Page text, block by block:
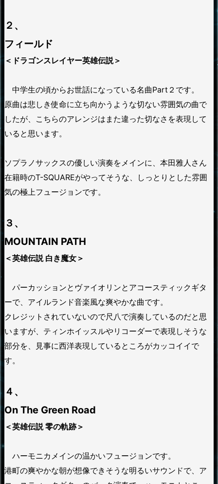
２、
フィールド
＜ドラゴンスレイヤー英雄伝説＞
中学生の頃からお世話になっている名曲Part２です。
原曲は悲しき使命に立ち向かうような切ない雰囲気の曲で
したが、こちらのアレンジはまた違った切なさを表現して
いると思います。
ソプラノサックスの優しい演奏をメインに、本田雅人さん
在籍時のT-SQUAREがやってそうな、しっとりとした雰囲
気の極上フュージョンです。
３、
MOUNTAIN PATH
＜英雄伝説 白き魔女＞
パーカッションとヴァイオリンとアコースティックギタ
ーで、アイルランド音楽風な爽やかな曲です。
クレジットされていないので尺八で演奏しているのだと思
いますが、ティンホイッスルやリコーダーで表現しそうな
部分を、見事に西洋表現しているところがカッコイイで
す。
４、
On The Green Road
＜英雄伝説 零の軌跡＞
ハーモニカメインの温かいフュージョンです。
港町の爽やかな朝が想像できそうな明るいサウンドで、ア